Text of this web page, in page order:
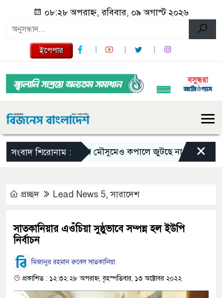
০৮:২৮ অপরাহ্ন, রবিবার, ০৯ অগাস্ট ২০২৬
ইপেপার
সংবাদ শিরোনাম :ভরা মৌসুমেও কপালে জুটছে না ইলিশ, দাম বেশ
×
প্রচ্ছদ Lead News 5,সারাদেশ
সাতকানিয়ার এওঁচিয়া সুষ্ঠুভাবে সম্পন্ন হল ইউপি
নির্বাচন
মিজানুর রহমান রুবেল সাতকানিয়া
প্রকাশিত : ১২:৩২:২৮ অপরাহ্ন, বৃহস্পতিবার, ১৩ অক্টোবর ২০২২